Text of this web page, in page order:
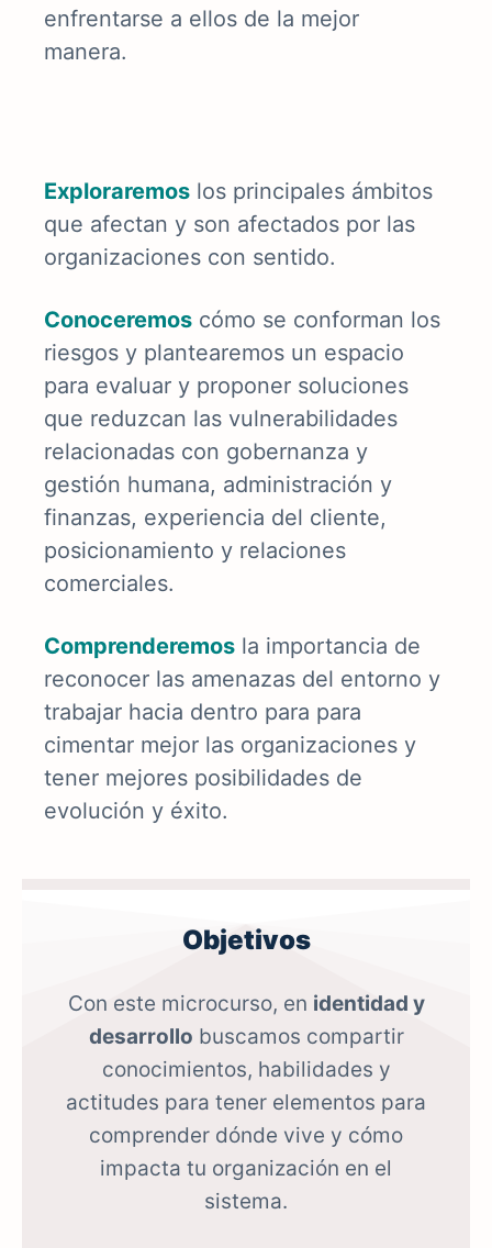
enfrentarse a ellos de la mejor
manera.
Exploraremos los principales ámbitos
que afectan y son afectados por las
organizaciones con sentido.
Conoceremos cómo se conforman los
riesgos y plantearemos un espacio
para evaluar y proponer soluciones
que reduzcan las vulnerabilidades
relacionadas con gobernanza y
gestión humana, administración y
finanzas, experiencia del cliente,
posicionamiento y relaciones
comerciales.
Comprenderemos la importancia de
reconocer las amenazas del entorno y
trabajar hacia dentro para para
cimentar mejor las organizaciones y
tener mejores posibilidades de
evolución y éxito.
Objetivos
Con este microcurso, en identidad y
desarrollo buscamos compartir
conocimientos, habilidades y
actitudes para tener elementos para
comprender dónde vive y cómo
impacta tu organización en el
sistema.